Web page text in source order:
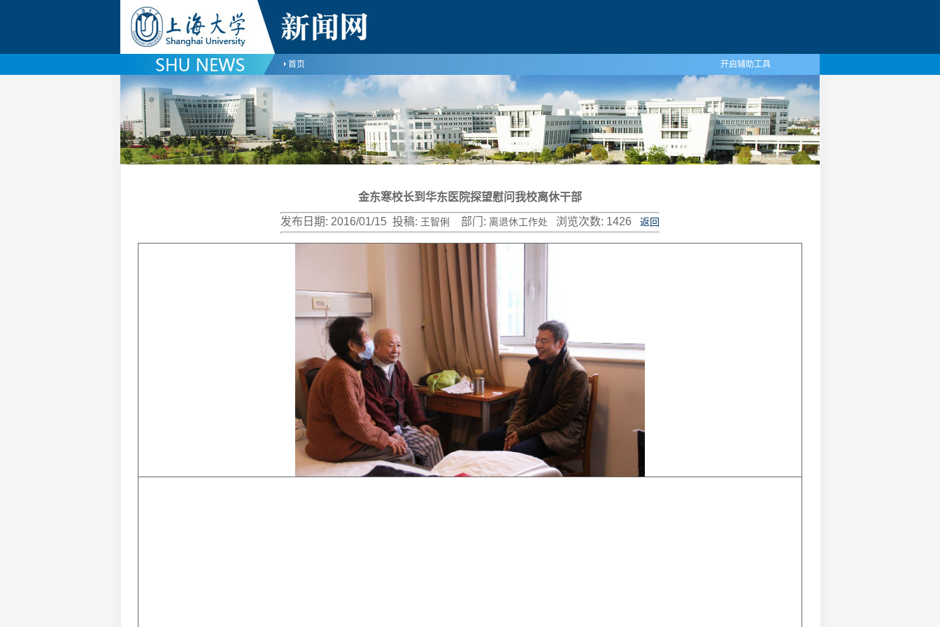
首页 开启辅助工具
金东寒校长到华东医院探望慰问我校离休干部
发布日期: 2016/01/15 投稿: 王智俐 部门: 离退休工作处 浏览次数: 1426 返回